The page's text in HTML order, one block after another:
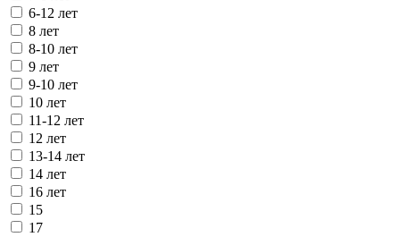
6-12 лет
8 лет
8-10 лет
9 лет
9-10 лет
10 лет
11-12 лет
12 лет
13-14 лет
14 лет
16 лет
15
17